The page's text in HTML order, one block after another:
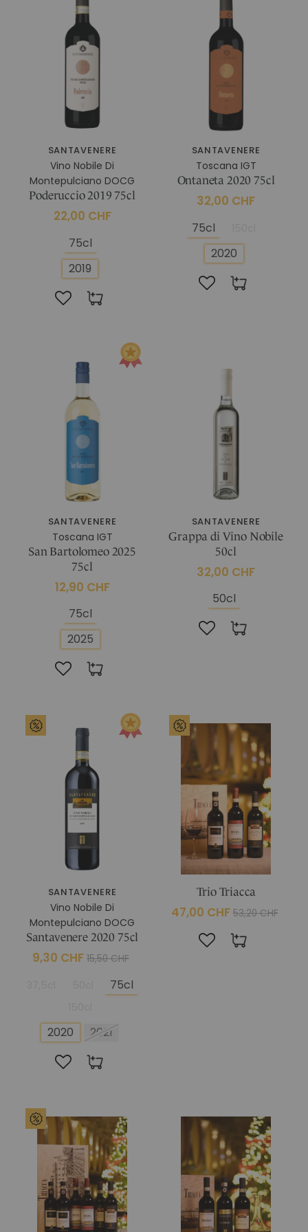
SANTAVENERE
Nobile Di
Montepulciano
ANDERE PRODUKTE
ALLE PRODUKTE
MUSKATELLER UND
SCHAUMWEINE
ALLE PRODUKTE
ACCESSOIRES
ALLE GESCHENKIDEEN
IN MONTEPULCIANO
Weingut Santavenere
ALLE ERLEBNISSE
SANTAVENERE
WEINGÜTER
WEINGUT LA GATTA
WEINGUT LA MADONNINA
WEINGUT SANTAVENERE
DATENSCHUTZ
COOKIE-RICHTLINIE
SANTAVENERE
Vino Nobile Di
Montepulciano DOCG
Poderuccio 2019 75cl
22,00 CHF
75cl
2019
SANTAVENERE
Toscana IGT
Ontaneta 2020 75cl
32,00 CHF
75cl
2020
SANTAVENERE
Toscana IGT
San Bartolomeo 2025
75cl
12,90 CHF
75cl
2025
SANTAVENERE
Grappa di Vino Nobile
50cl
32,00 CHF
50cl
SANTAVENERE
Vino Nobile Di
Montepulciano DOCG
Santavenere 2020 75cl
9,30 CHF 15,50 CHF
75cl
2020 2021
Trio Triacca
47,00 CHF 53,20 CHF